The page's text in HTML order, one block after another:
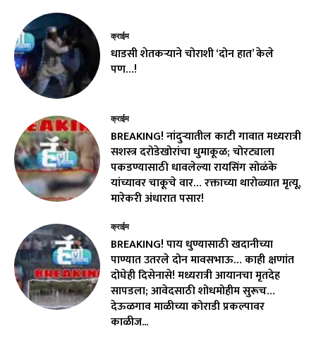
क्राईम
धाडसी शेतकऱ्याने चोराशी ‘दोन हात’ केले
पण…!
क्राईम
BREAKING! नांदुऱ्यातील काटी गावात मध्यरात्री
सशस्त्र दरोडेखोरांचा धुमाकूळ; चोरट्याला
पकडण्यासाठी धावलेल्या रायसिंग सोळंके
यांच्यावर चाकूचे वार… रक्ताच्या थारोळ्यात मृत्यू,
मारेकरी अंधारात पसार!
क्राईम
BREAKING! पाय धुण्यासाठी खदानीच्या
पाण्यात उतरले दोन मावसभाऊ… काही क्षणांत
दोघेही दिसेनासे! मध्यरात्री आयानचा मृतदेह
सापडला; आवेदसाठी शोधमोहीम सुरूच…
देऊळगाव माळीच्या कोराडी प्रकल्पावर
काळीज...